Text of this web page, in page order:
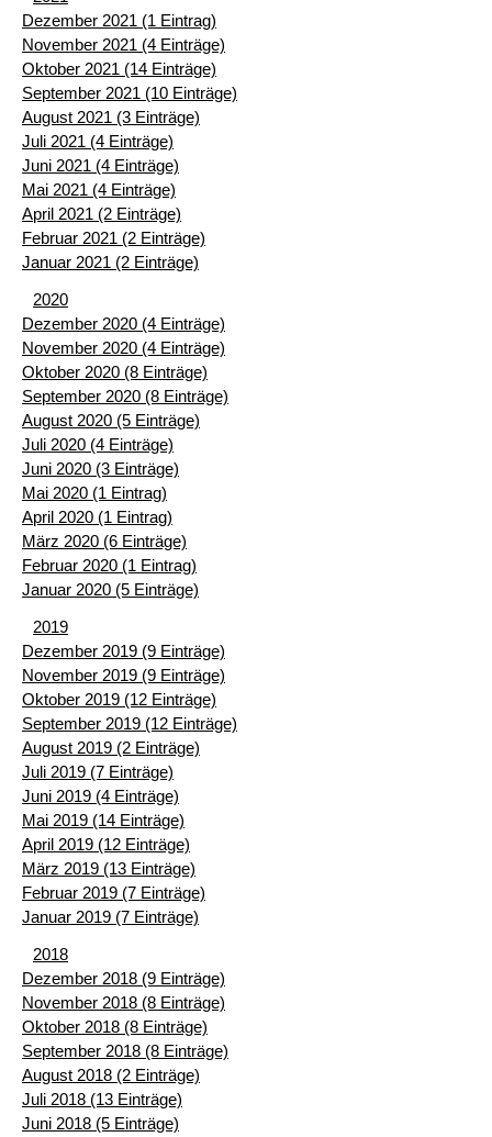
Dezember 2021 (1 Eintrag)
November 2021 (4 Einträge)
Oktober 2021 (14 Einträge)
September 2021 (10 Einträge)
August 2021 (3 Einträge)
Juli 2021 (4 Einträge)
Juni 2021 (4 Einträge)
Mai 2021 (4 Einträge)
April 2021 (2 Einträge)
Februar 2021 (2 Einträge)
Januar 2021 (2 Einträge)
2020
Dezember 2020 (4 Einträge)
November 2020 (4 Einträge)
Oktober 2020 (8 Einträge)
September 2020 (8 Einträge)
August 2020 (5 Einträge)
Juli 2020 (4 Einträge)
Juni 2020 (3 Einträge)
Mai 2020 (1 Eintrag)
April 2020 (1 Eintrag)
März 2020 (6 Einträge)
Februar 2020 (1 Eintrag)
Januar 2020 (5 Einträge)
2019
Dezember 2019 (9 Einträge)
November 2019 (9 Einträge)
Oktober 2019 (12 Einträge)
September 2019 (12 Einträge)
August 2019 (2 Einträge)
Juli 2019 (7 Einträge)
Juni 2019 (4 Einträge)
Mai 2019 (14 Einträge)
April 2019 (12 Einträge)
März 2019 (13 Einträge)
Februar 2019 (7 Einträge)
Januar 2019 (7 Einträge)
2018
Dezember 2018 (9 Einträge)
November 2018 (8 Einträge)
Oktober 2018 (8 Einträge)
September 2018 (8 Einträge)
August 2018 (2 Einträge)
Juli 2018 (13 Einträge)
Juni 2018 (5 Einträge)